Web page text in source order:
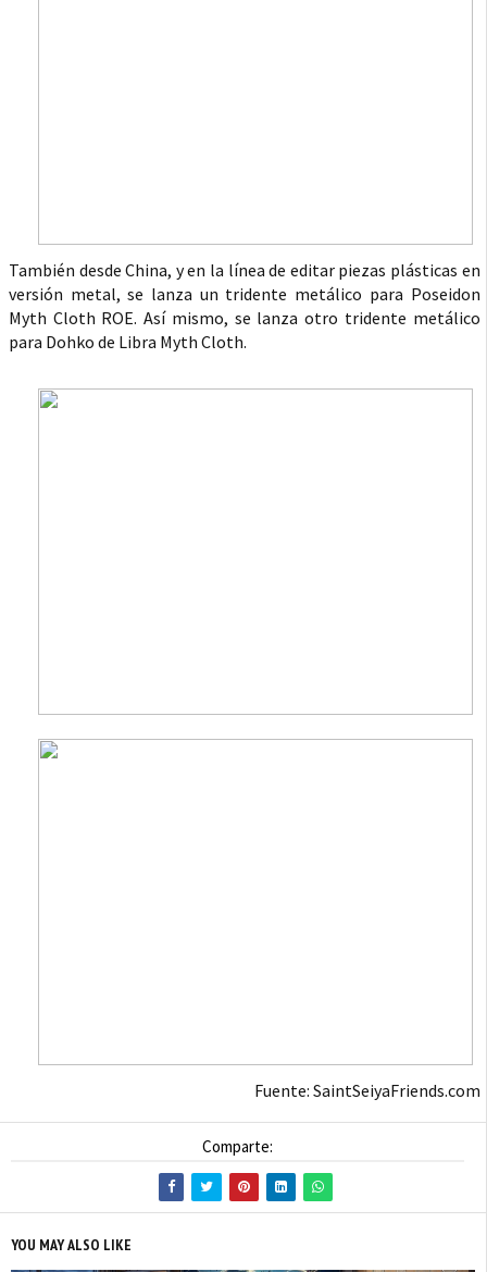
También desde China, y en la línea de editar piezas plásticas en
versión metal, se lanza un tridente metálico para Poseidon
Myth Cloth ROE. Así mismo, se lanza otro tridente metálico
para Dohko de Libra Myth Cloth.
Fuente: SaintSeiyaFriends.com
Comparte:
YOU MAY ALSO LIKE